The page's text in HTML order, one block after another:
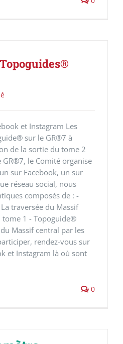
et Instagram Les
sur le GR®7 à
de la sortie du tome 2
le Comité organise
sur Facebook, un sur
réseau social, nous
composés de : -
traversée du Massif
tome 1 - Topoguide®
Massif central par les
rendez-vous sur
et Instagram là où sont
0